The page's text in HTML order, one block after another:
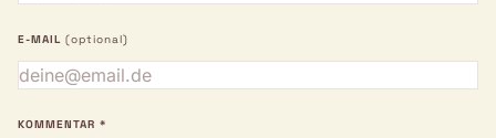
E-MAIL (optional)
KOMMENTAR *